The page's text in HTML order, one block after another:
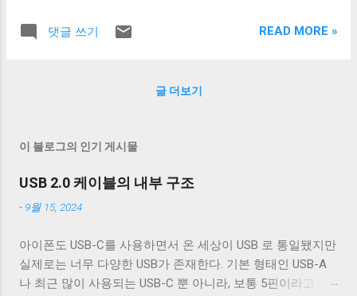
핀을 가져 최대 12개의 선을 연결할 수 있는 Type
SuperSpeed 로고가 있는지 확인해야 한다. 그렇
나게 된다. USB 2.0 Type C 케이블도 존재한다.
터도 원래는 4개의 핀만을 지원하도록 설계됐다.
양의 컨넥터를...
이블은 답이 없다. 겉으로는 똑같아 보이는
다. 이런 차이는 케이블 내부 구성에 따라 발
겠다. Micro-B 케이블의 편조 차폐와 호일 차
폐 위 사진은 집에서 돌아다니던 A - Micro-B
USB 2.0 케이블의 피복을 벗겨낸 것이다. 절
선은 전자기 차폐를 목적으로 들어간 금속 선
이다. 실제 전선은 이 금속 선을 벗겨야 나온
다. 이번에 자른 케이블에는 두 종류의 차폐
댓글 쓰기 READ MORE »
글 더보기
이 블로그의 인기 게시물
USB 2.0 케이블의 내부 구조
- 9월 15, 2024
아이폰도 USB-C를 사용하면서 온 세상이 USB 로 통일됐지만
실제로는 너무 다양한 USB가 존재한다. 기본 형태인 USB-A
나 최근 많이 사용되는 USB-C 뿐 아니라, 보통 5핀이라고 불